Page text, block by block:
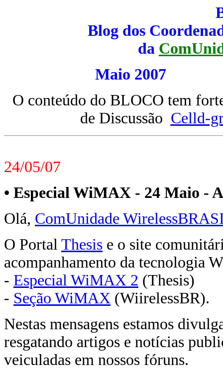
Blog dos
da
Maio
O conteúdo do BLOCO tem
de Discussão Celld-
24/05/07
• Especial WiMAX - 24 Maio -
Olá, ComUnidade
O Portal Thesis e o site
acompanhamento da tecnologia
- Especial WiMAX 2 (Thesis)
- Seção WiMAX (WiirelessBR).
Nestas mensagens estamos
resgatando artigos e notícias
veiculadas em nossos fóruns.